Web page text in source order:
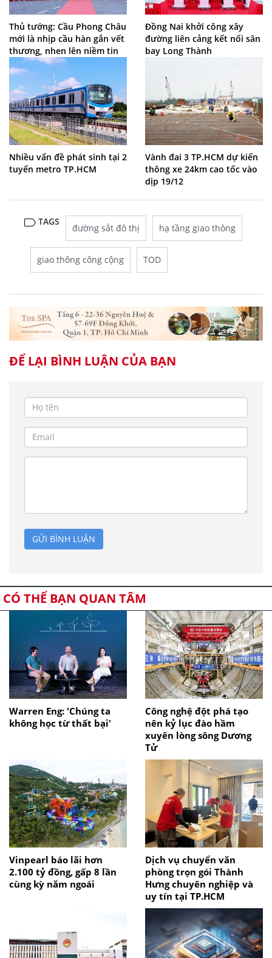
Thủ tướng: Cầu Phong Châu
mới là nhịp cầu hàn gắn vết
thương, nhen lên niềm tin
Đồng Nai khởi công xây
đường liên cảng kết nối sân
bay Long Thành
Nhiều vấn đề phát sinh tại 2
tuyến metro TP.HCM
Vành đai 3 TP.HCM dự kiến
thông xe 24km cao tốc vào
dịp 19/12
TAGS
đường sắt đô thị hạ tầng giao thông
giao thông công cộng TOD
ĐỂ LẠI BÌNH LUẬN CỦA BẠN
GỬI BÌNH LUẬN
CÓ THỂ BẠN QUAN TÂM
Warren Eng: 'Chúng ta
không học từ thất bại'
Công nghệ đột phá tạo
nên kỷ lục đào hầm
xuyên lòng sông Dương
Tử
Vinpearl báo lãi hơn
2.100 tỷ đồng, gấp 8 lần
cùng kỳ năm ngoái
Dịch vụ chuyển văn
phòng trọn gói Thành
Hưng chuyên nghiệp và
uy tín tại TP.HCM